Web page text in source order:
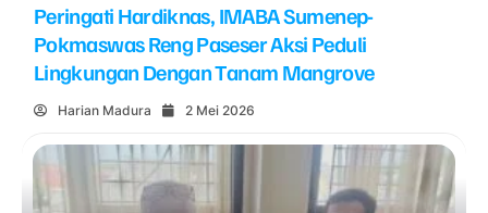
Peringati Hardiknas, IMABA Sumenep-
Pokmaswas Reng Paseser Aksi Peduli
Lingkungan Dengan Tanam Mangrove
Harian Madura 2 Mei 2026